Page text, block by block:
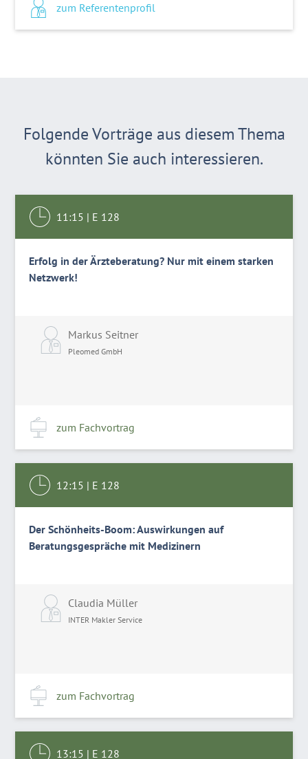
zum Referentenprofil
Folgende Vorträge aus diesem Thema
könnten Sie auch interessieren.
11:15 | E 128
Erfolg in der Ärzteberatung? Nur mit einem starken
Netzwerk!
Markus Seitner
Pleomed GmbH
zum Fachvortrag
12:15 | E 128
Der Schönheits-Boom: Auswirkungen auf
Beratungsgespräche mit Medizinern
Claudia Müller
INTER Makler Service
zum Fachvortrag
13:15 | E 128